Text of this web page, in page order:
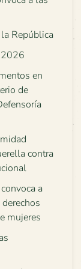
República
2026
en
de
contra
a
mujeres